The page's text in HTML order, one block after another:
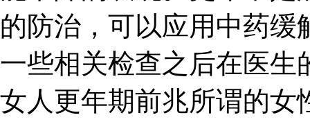
的防治，可以应用中药
一些相关检查之后在医生
女人更年期前兆所谓的女